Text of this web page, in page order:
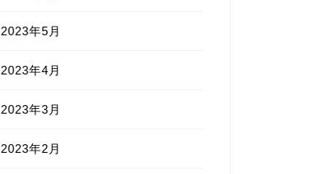
2023年5月
2023年4月
2023年3月
2023年2月